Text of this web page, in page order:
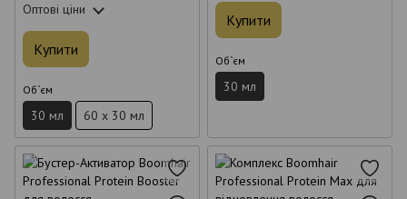
Оптові ціни
Купити
Об`єм
30 мл 60 x 30 мл
Купити
Об`єм
30 мл